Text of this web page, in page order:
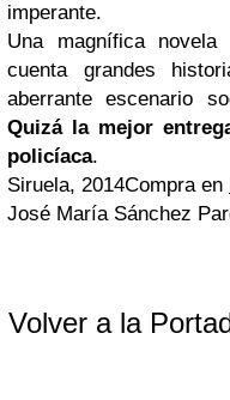
imperante.
Una magnífica
cuenta grandes
aberrante escenario
Quizá la mejor
policíaca.
Siruela, 2014Compra en
José María Sánchez
Volver a la